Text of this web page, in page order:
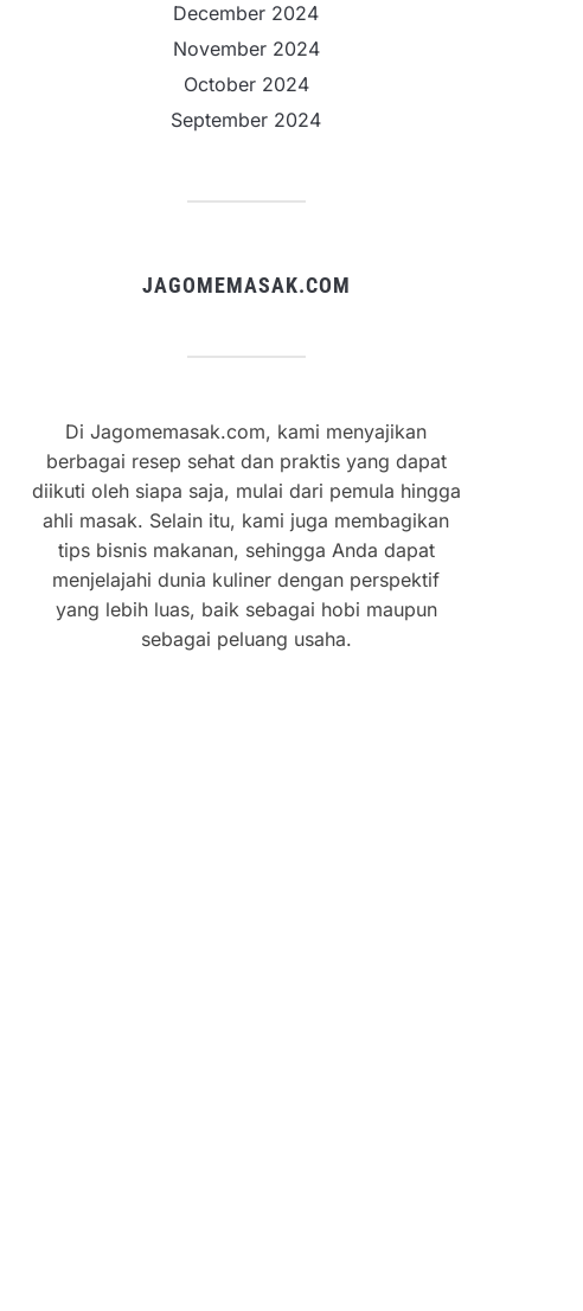
December 2024
November 2024
October 2024
September 2024
JAGOMEMASAK.COM
Di Jagomemasak.com, kami menyajikan
berbagai resep sehat dan praktis yang dapat
diikuti oleh siapa saja, mulai dari pemula hingga
ahli masak. Selain itu, kami juga membagikan
tips bisnis makanan, sehingga Anda dapat
menjelajahi dunia kuliner dengan perspektif
yang lebih luas, baik sebagai hobi maupun
sebagai peluang usaha.